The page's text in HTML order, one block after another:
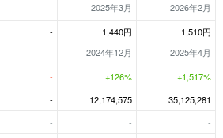
2025年3月
2026年2月
-
1,440円
2024年12月
1,510円
2025年4月
- +126% +1,517%
- 12,174,575 35,125,281
- - -